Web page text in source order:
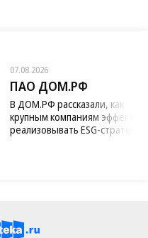
07.08.2026
ПАО ДОМ.РФ
В ДОМ.РФ рассказали, как
крупным компаниям
реализовывать ESG-стратегию